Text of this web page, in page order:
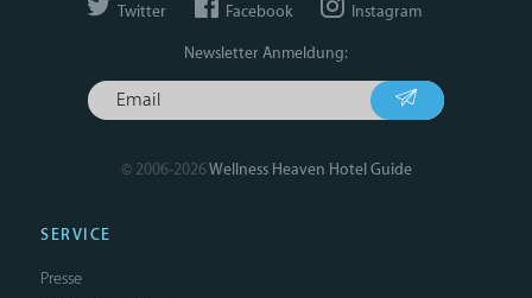
Twitter Facebook Instagram
Newsletter Anmeldung:
© 2006-2026Wellness Heaven Hotel Guide
SERVICE
Presse